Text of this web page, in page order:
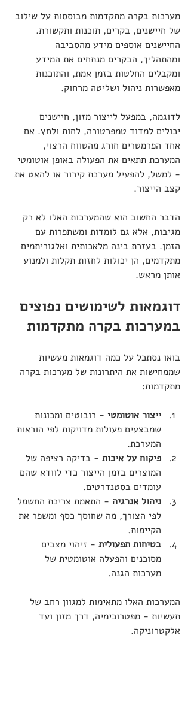
מערכות בקרה מתקדמות מבוססות על שילוב
של חיישנים, בקרים, תוכנות ותקשורת.
החיישנים אוספים מידע מהסביבה
ומהתהליך, הבקרים מנתחים את המידע
ומקבלים החלטות בזמן אמת, והתוכנות
מאפשרות ניהול ושליטה מרחוק.
לדוגמה, במפעל לייצור מזון, חיישנים
יכולים למדוד טמפרטורה, לחות ולחץ. אם
אחד הפרמטרים חורג מהטווח הרצוי,
המערכת תתאים את הפעולה באופן אוטומטי
- למשל, להפעיל מערכת קירור או להאט את
קצב הייצור.
הדבר החשוב הוא שהמערכות האלו לא רק
מגיבות, אלא גם לומדות ומשתפרות עם
הזמן. בעזרת בינה מלאכותית ואלגוריתמים
מתקדמים, הן יכולות לחזות תקלות ולמנוע
אותן מראש.
דוגמאות לשימושים נפוצים
במערכות בקרה מתקדמות
בואו נסתכל על כמה דוגמאות מעשיות
שממחישות את היתרונות של מערכות בקרה
מתקדמות:
ייצור אוטומטי - רובוטים ומכונות
שמבצעים פעולות מדויקות לפי הוראות
המערכת.
פיקוח על איכות - בדיקה רציפה של
המוצרים בזמן הייצור כדי לוודא שהם
עומדים בסטנדרטים.
ניהול אנרגיה - התאמת צריכת החשמל
לפי הצורך, מה שחוסך כסף ומשפר את
הקיימות.
בטיחות תפעולית - זיהוי מצבים
מסוכנים והפעלה אוטומטית של
מערכות הגנה.
המערכות האלו מתאימות למגוון רחב של
תעשיות - מפטרוכימיה, דרך מזון ועד
אלקטרוניקה.